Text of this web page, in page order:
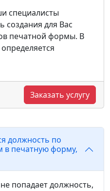
специалисты
создания для Вас
печатной формы. В
Заказать услугу
должность по
в печатную форму,
попадает должность,